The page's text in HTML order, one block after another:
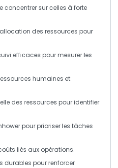
concentrer sur celles à forte
des ressources pour
efficaces pour mesurer les
humaines et
des ressources pour identifier
pour prioriser les tâches
liés aux opérations.
durables pour renforcer